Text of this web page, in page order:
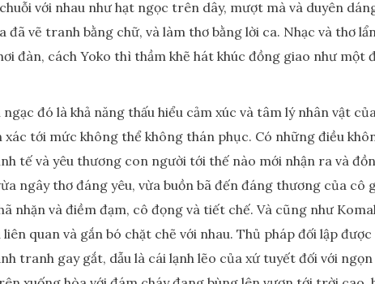
với nhau như hạt ngọc trên dây, mượt mà và duyên
đã vẽ tranh bằng chữ, và làm thơ bằng lời ca. Nhạc và thơ
đàn, cách Yoko thì thầm khẽ hát khúc đồng giao như
đó là khả năng thấu hiểu cảm xúc và tâm lý nhân vật
tới mức không thể không thán phục. Có những điều
tế và yêu thương con người tới thế nào mới nhận ra và
ngây thơ đáng yêu, vừa buồn bã đến đáng thương của cô
nhặn và điềm đạm, cô đọng và tiết chế. Và cũng như
quan và gắn bó chặt chẽ với nhau. Thủ pháp đối lập
tranh gay gắt, dẫu là cái lạnh lẽo của xứ tuyết đối với